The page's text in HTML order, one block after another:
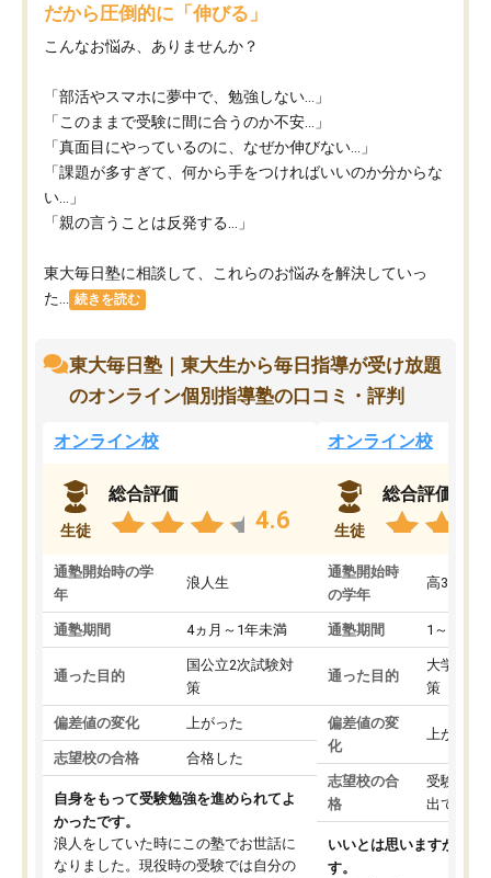
だから圧倒的に「伸びる」
こんなお悩み、ありませんか？
「部活やスマホに夢中で、勉強しない…」
「このままで受験に間に合うのか不安…」
「真面目にやっているのに、なぜか伸びない…」
「課題が多すぎて、何から手をつければいいのか分からな
い…」
「親の言うことは反発する…」
東大毎日塾に相談して、これらのお悩みを解決していっ
た...
続きを読む
東大毎日塾｜東大生から毎日指導が受け放題
のオンライン個別指導塾の口コミ・評判
オンライン校
生徒
総合評価
4.6
通塾開始時の学
年
浪人生
通塾期間 4ヵ月～1年未満
通った目的
国公立2次試験対
策
偏差値の変化 上がった
志望校の合格 合格した
自身をもって受験勉強を進められてよ
かったです。
浪人をしていた時にこの塾でお世話に
なりました。現役時の受験では自分の
オンライン校
生徒
総合評価
通塾開始時
の学年
高3
通塾期間 1～3ヵ月
通った目的
大学入学
策
偏差値の変
化
上がった
志望校の合
格
受験して
出ていな
いいとは思いますが、料
す。